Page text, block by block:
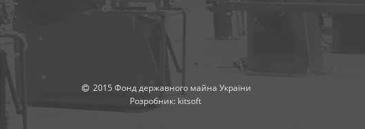
2015 Фонд державного майна України
Розробник: kitsoft